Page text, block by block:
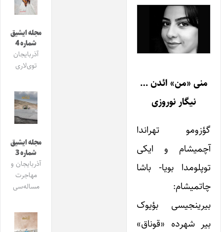
منی «من» ائدن …
نیگار نوروزی
گؤزومو تهراندا
آچمیشام و ایکی
توپلومدا بویا- باشا
چاتمیشام:
بیرینجیسی بؤیوک
بیر شهرده «قوناق»
مجله ایشیق
شماره 4
آذربایجان
توی‌لاری
مجله ایشیق
شماره 3
آذربایجان و
مهاجرت
مساله‌سی